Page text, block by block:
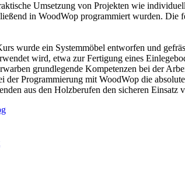
Umsetzung von Projekten wie
in WoodWop programmiert wurden.
wurde ein Systemmöbel entworfen und
wird, etwa zur Fertigung eines
grundlegende Kompetenzen bei der
der Programmierung mit WoodWop die
aus den Holzberufen den sicheren Einsatz